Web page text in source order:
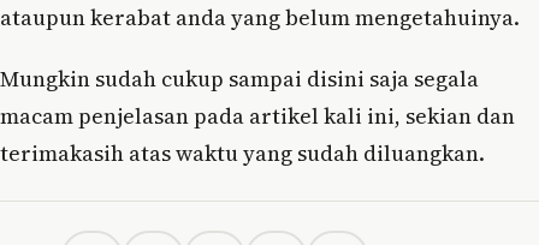
ataupun kerabat anda yang belum mengetahuinya.
Mungkin sudah cukup sampai disini saja segala
macam penjelasan pada artikel kali ini, sekian dan
terimakasih atas waktu yang sudah diluangkan.